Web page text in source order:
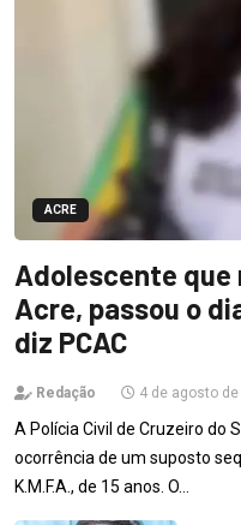
ACRE
Adolescente
Acre, passou o
diz PCAC
Redação 4 de agosto de
A Polícia Civil de Cruzeiro do
ocorrência de um suposto
K.M.F.A., de 15 anos. O…